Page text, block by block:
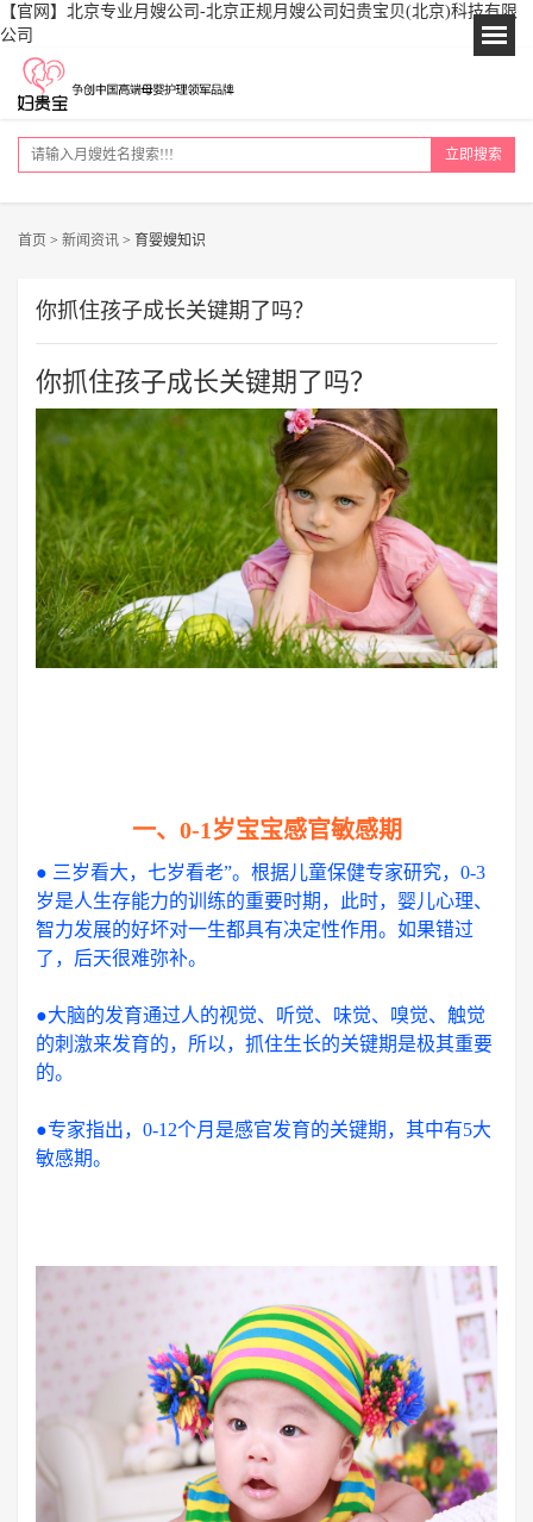
【官网】北京专业月嫂公司-北京正规月嫂公司妇贵宝贝(北京)科技有限
公司
立即搜索
首页 > 新闻资讯 > 育婴嫂知识
你抓住孩子成长关键期了吗？
你抓住孩子成长关键期了吗？
一、0-1岁宝宝感官敏感期
● 三岁看大，七岁看老”。根据儿童保健专家研究，0-3
岁是人生存能力的训练的重要时期，此时，婴儿心理、
智力发展的好坏对一生都具有决定性作用。如果错过
了，后天很难弥补。
●大脑的发育通过人的视觉、听觉、味觉、嗅觉、触觉
的刺激来发育的，所以，抓住生长的关键期是极其重要
的。
●专家指出，0-12个月是感官发育的关键期，其中有5大
敏感期。